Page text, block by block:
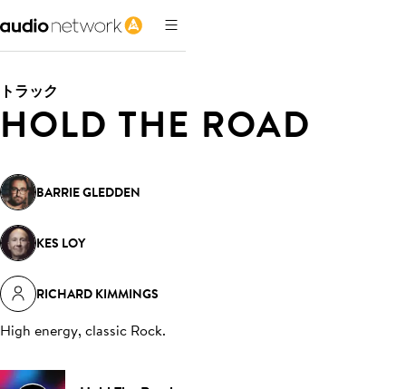
トラック
HOLD THE ROAD
BARRIE GLEDDEN
KES LOY
RICHARD KIMMINGS
High energy, classic Rock.